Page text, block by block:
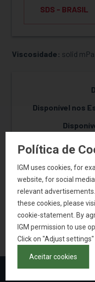
SDS - BRASIL
Viscosidade: solid
Disponível nos
VOLTAR
Política de
IGM uses cookies, for
website, for social
relevant
these cookies, please
cookie-statement. By
IGM permission to use
Click on "Adjust
Aceitar cookies